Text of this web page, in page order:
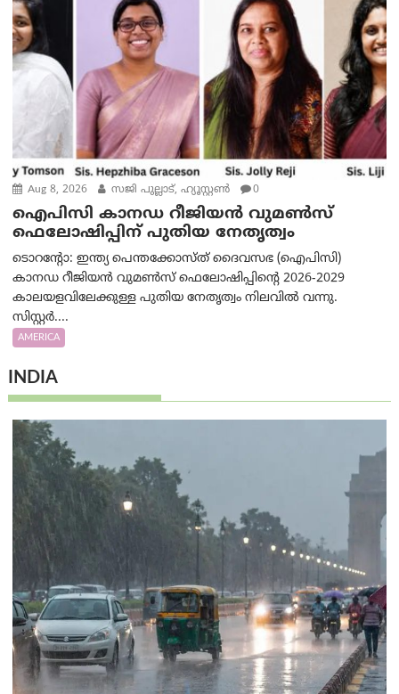
Aug 8, 2026 സജി പുല്ലാട്, ഹ്യൂസ്റ്റൺ 0
ഐപിസി കാനഡ റീജിയൻ വുമൺസ്
ഫെലോഷിപ്പിന് പുതിയ നേതൃത്വം
ടൊറന്റോ: ഇന്ത്യ പെന്തക്കോസ്ത് ദൈവസഭ (ഐപിസി)
കാനഡ റീജിയൻ വുമൺസ് ഫെലോഷിപ്പിന്റെ 2026-2029
കാലയളവിലേക്കുള്ള പുതിയ നേതൃത്വം നിലവിൽ വന്നു.
സിസ്റ്റർ....
AMERICA
INDIA